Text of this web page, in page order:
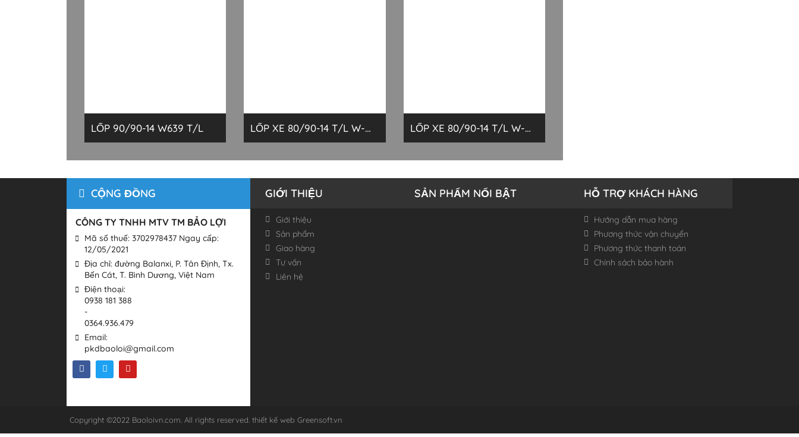
LỐP 90/90-14 W639 T/L
LỐP XE 80/90-14 T/L W-
631
LỐP XE 80/90-14 T/L W-
639
CỘNG ĐỒNG
CÔNG TY TNHH MTV TM BẢO LỢI
Mã số thuế: 3702978437 Ngay cấp:
12/05/2021
Địa chỉ: đường Balanxi, P. Tân Định, Tx.
Bến Cát, T. Bình Dương, Việt Nam
Điện thoại:
0938 181 388
-
0364.936.479
Email:
pkdbaoloi@gmail.com
GIỚI THIỆU
Giới thiệu
Sản phẩm
Giao hàng
Tư vấn
Liên hệ
SẢN PHẨM NỔI BẬT HỖ TRỢ KHÁCH HÀNG
Hướng dẫn mua hàng
Phương thức vận chuyển
Phương thức thanh toán
Chính sách bảo hành
Copyright ©2022 Baoloivn.com. All rights reserved. thiết kế web Greensoft.vn